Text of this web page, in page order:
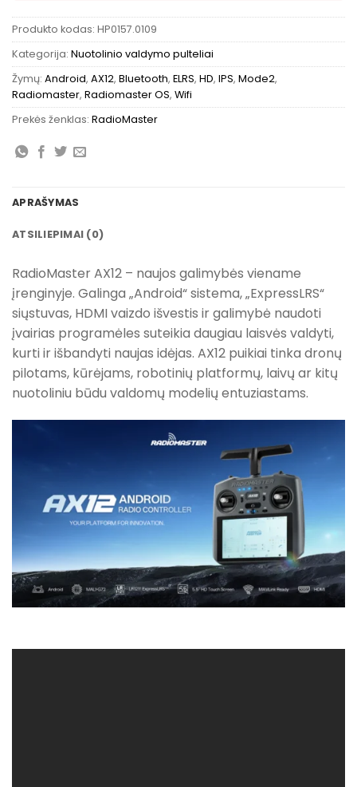
Produkto kodas: HP0157.0109
Kategorija: Nuotolinio valdymo pulteliai
Žymų: Android, AX12, Bluetooth, ELRS, HD, IPS, Mode2,
Radiomaster, Radiomaster OS, Wifi
Prekės ženklas: RadioMaster
APRAŠYMAS
ATSILIEPIMAI (0)
RadioMaster AX12 – naujos galimybės viename
įrenginyje. Galinga „Android“ sistema, „ExpressLRS“
siųstuvas, HDMI vaizdo išvestis ir galimybė naudoti
įvairias programėles suteikia daugiau laisvės valdyti,
kurti ir išbandyti naujas idėjas. AX12 puikiai tinka dronų
pilotams, kūrėjams, robotinių platformų, laivų ar kitų
nuotoliniu būdu valdomų modelių entuziastams.